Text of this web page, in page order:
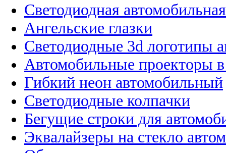
Светодиодная
Ангельские глазки
Светодиодные 3d логотипы
Автомобильные проекторы
Гибкий неон автомобильный
Светодиодные колпачки
Бегущие строки для
Эквалайзеры на стекло